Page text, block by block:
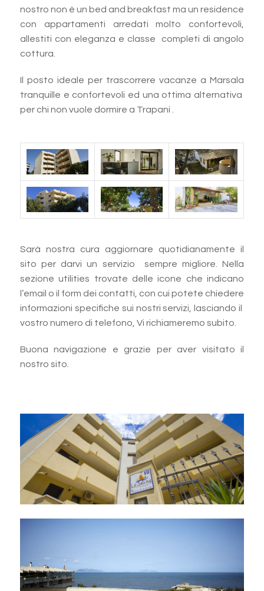
nostro non è un bed and breakfast ma un residence
con appartamenti arredati molto confortevoli,
allestiti con eleganza e classe completi di angolo
cottura.
Il posto ideale per trascorrere vacanze a Marsala
tranquille e confortevoli ed una ottima alternativa
per chi non vuole dormire a Trapani .
Sarà nostra cura aggiornare quotidianamente il
sito per darvi un servizio sempre migliore. Nella
sezione utilities trovate delle icone che indicano
l’email o il form dei contatti, con cui potete chiedere
informazioni specifiche sui nostri servizi, lasciando il
vostro numero di telefono, Vi richiameremo subito.
Buona navigazione e grazie per aver visitato il
nostro sito.